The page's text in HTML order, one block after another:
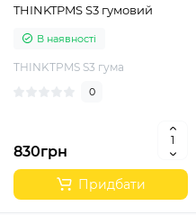
THINKTPMS S3 гумовий
В наявності
THINKTPMS S3 гума
0
830грн
Придбати